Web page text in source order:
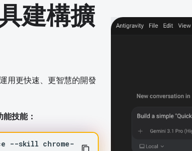
建構擴
用更快速、更智慧的開發
技能：
--skill chrome-